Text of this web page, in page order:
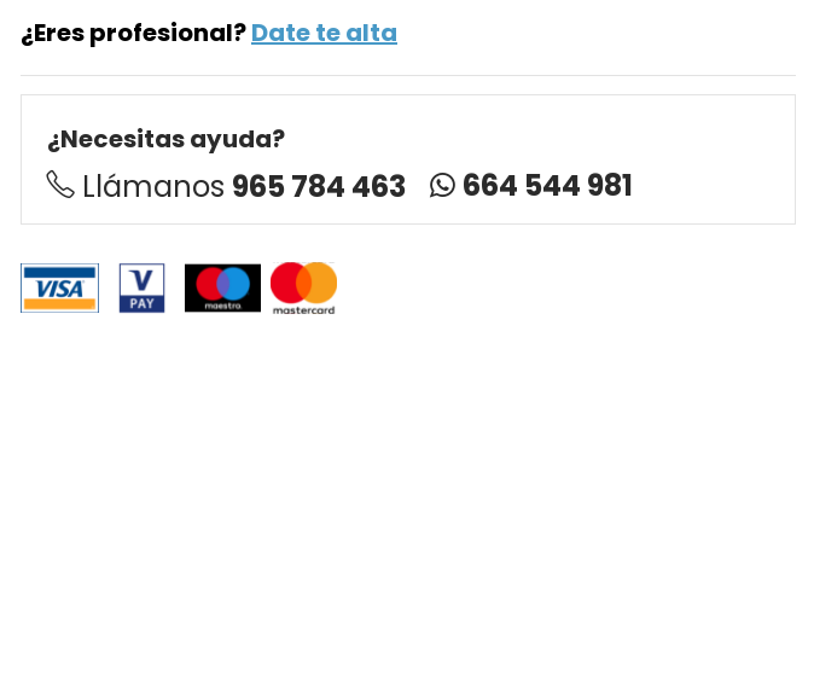
¿Eres profesional?Date te alta
¿Necesitas ayuda?
Llámanos 965 784 463 664 544 981